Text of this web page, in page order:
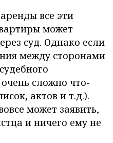
все эти
может
суд. Однако если
между сторонами
сложно что-
актов и т.д.).
может заявить,
и ничего ему не